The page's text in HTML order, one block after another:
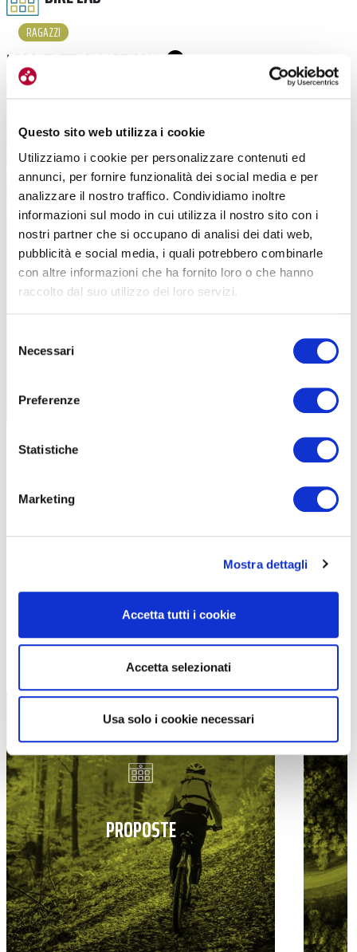
Questo sito web utilizza i cookie
Utilizziamo i cookie per personalizzare contenuti ed
annunci, per fornire funzionalità dei social media e per
analizzare il nostro traffico. Condividiamo inoltre
informazioni sul modo in cui utilizza il nostro sito con i
nostri partner che si occupano di analisi dei dati web,
pubblicità e social media, i quali potrebbero combinarle
con altre informazioni che ha fornito loro o che hanno
raccolto dal suo utilizzo dei loro servizi.
delNecessari
Preferenze
Statistiche
Marketing
Mostra dettagli
Accetta tutti i cookie
Accetta selezionati
Usa solo i cookie necessari
RAGAZZI
LEGGI TUTTI GLI ARTICOLI
MTB
TRE MODELLI PER I GIOVANI
TUTTE LE CATEGORIE DEL MAGAZINE
PROPOSTE